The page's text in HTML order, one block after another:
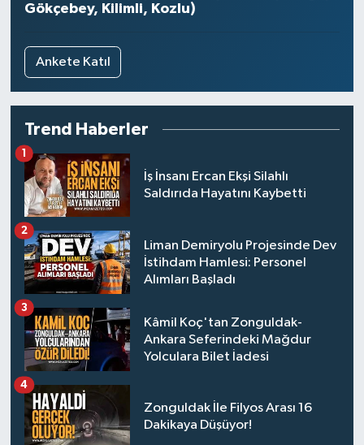
Gökçebey, Kilimli, Kozlu)
Ankete Katıl
Trend Haberler
İş İnsanı Ercan Ekşi Silahlı
Saldırıda Hayatını Kaybetti
1
Liman Demiryolu Projesinde Dev
İstihdam Hamlesi: Personel
Alımları Başladı
2
Kâmil Koç'tan Zonguldak-
Ankara Seferindeki Mağdur
Yolculara Bilet İadesi
3
Zonguldak İle Filyos Arası 16
Dakikaya Düşüyor!
4